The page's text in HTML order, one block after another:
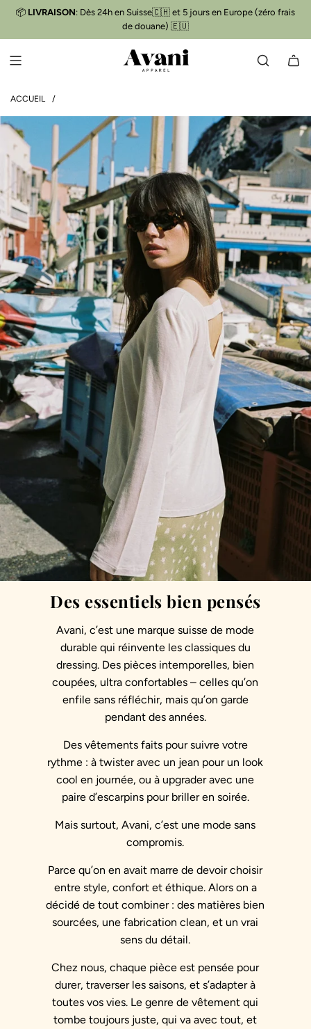
S
U
C
N
E
U
📦 LIVRAISON: Dès 24h en Suisse🇨🇭 et 5 jours en Europe (zéro frais
de douane) 🇪🇺
ACCUEIL /
Des essentiels bien pensés
Avani, c’est une marque suisse de mode
durable qui réinvente les classiques du
dressing. Des pièces intemporelles, bien
coupées, ultra confortables – celles qu’on
enfile sans réfléchir, mais qu’on garde
pendant des années.
Des vêtements faits pour suivre votre
rythme : à twister avec un jean pour un look
cool en journée, ou à upgrader avec une
paire d’escarpins pour briller en soirée.
Mais surtout, Avani, c’est une mode sans
compromis.
Parce qu’on en avait marre de devoir choisir
entre style, confort et éthique. Alors on a
décidé de tout combiner : des matières bien
sourcées, une fabrication clean, et un vrai
sens du détail.
Chez nous, chaque pièce est pensée pour
durer, traverser les saisons, et s’adapter à
toutes vos vies. Le genre de vêtement qui
tombe toujours juste, qui va avec tout, et